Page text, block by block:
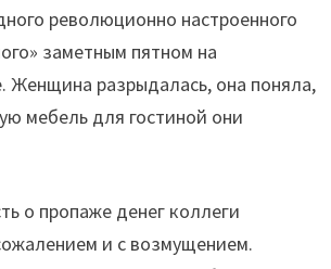
революционно настроенного
заметным пятном на
Женщина разрыдалась, она поняла,
мебель для гостиной они
о пропаже денег коллеги
и с возмущением.